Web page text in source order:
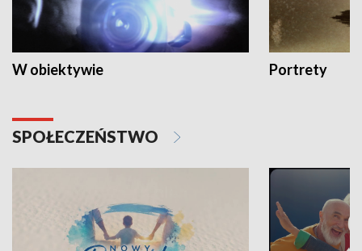
W obiektywie Portrety
SPOŁECZEŃSTWO